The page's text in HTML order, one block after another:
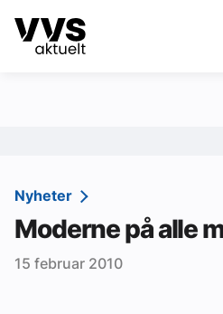
Kategorier
Sanitær
Ventilasjon
Varme og energi
Nyheter
Moderne på alle
15 februar 2010